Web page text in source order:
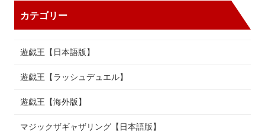
カテゴリー
遊戯王【日本語版】
遊戯王【ラッシュデュエル】
遊戯王【海外版】
マジックザギャザリング【日本語版】